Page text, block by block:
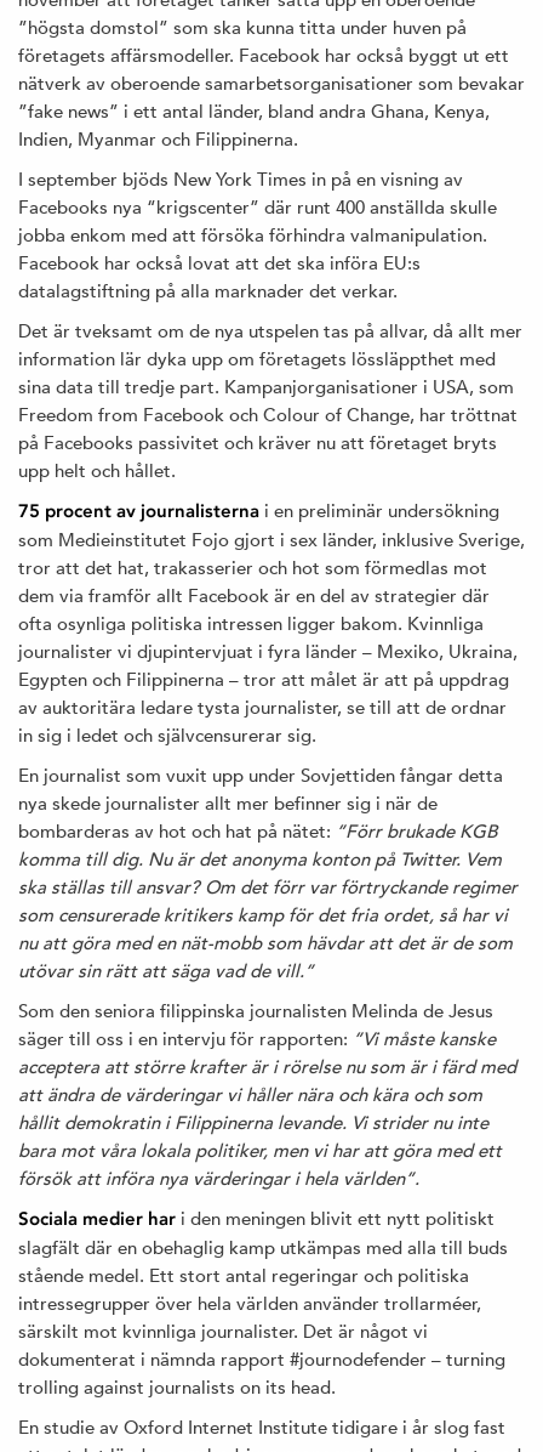
”högsta domstol” som ska kunna titta under huven på
företagets affärsmodeller. Facebook har också byggt ut ett
nätverk av oberoende samarbetsorganisationer som bevakar
”fake news” i ett antal länder, bland andra Ghana, Kenya,
Indien, Myanmar och Filippinerna.
I september bjöds New York Times in på en visning av
Facebooks nya “krigscenter” där runt 400 anställda skulle
jobba enkom med att försöka förhindra valmanipulation.
Facebook har också lovat att det ska införa EU:s
datalagstiftning på alla marknader det verkar.
Det är tveksamt om de nya utspelen tas på allvar, då allt mer
information lär dyka upp om företagets lössläppthet med
sina data till tredje part. Kampanjorganisationer i USA, som
Freedom from Facebook och Colour of Change, har tröttnat
på Facebooks passivitet och kräver nu att företaget bryts
upp helt och hållet.
75 procent av journalisterna i en preliminär undersökning
som Medieinstitutet Fojo gjort i sex länder, inklusive Sverige,
tror att det hat, trakasserier och hot som förmedlas mot
dem via framför allt Facebook är en del av strategier där
ofta osynliga politiska intressen ligger bakom. Kvinnliga
journalister vi djupintervjuat i fyra länder – Mexiko, Ukraina,
Egypten och Filippinerna – tror att målet är att på uppdrag
av auktoritära ledare tysta journalister, se till att de ordnar
in sig i ledet och självcensurerar sig.
En journalist som vuxit upp under Sovjettiden fångar detta
nya skede journalister allt mer befinner sig i när de
bombarderas av hot och hat på nätet: ”Förr brukade KGB
komma till dig. Nu är det anonyma konton på Twitter. Vem
ska ställas till ansvar? Om det förr var förtryckande regimer
som censurerade kritikers kamp för det fria ordet, så har vi
nu att göra med en nät-mobb som hävdar att det är de som
utövar sin rätt att säga vad de vill.”
Som den seniora filippinska journalisten Melinda de Jesus
säger till oss i en intervju för rapporten: ”Vi måste kanske
acceptera att större krafter är i rörelse nu som är i färd med
att ändra de värderingar vi håller nära och kära och som
hållit demokratin i Filippinerna levande. Vi strider nu inte
bara mot våra lokala politiker, men vi har att göra med ett
försök att införa nya värderingar i hela världen”.
Sociala medier har i den meningen blivit ett nytt politiskt
slagfält där en obehaglig kamp utkämpas med alla till buds
stående medel. Ett stort antal regeringar och politiska
intressegrupper över hela världen använder trollarméer,
särskilt mot kvinnliga journalister. Det är något vi
dokumenterat i nämnda rapport #journodefender – turning
trolling against journalists on its head.
En studie av Oxford Internet Institute tidigare i år slog fast